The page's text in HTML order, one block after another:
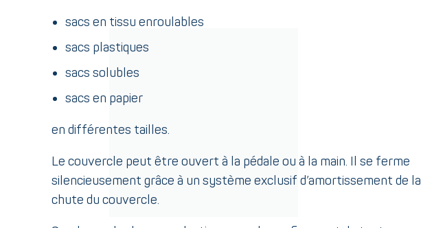
sacs en tissu enroulables
sacs plastiques
sacs solubles
sacs en papier
en différentes tailles.
Le couvercle peut être ouvert à la pédale ou à la main. Il se ferme
silencieusement grâce à un système exclusif d’amortissement de la
chute du couvercle.